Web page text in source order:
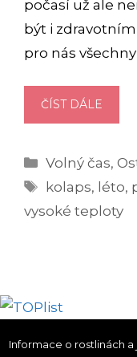
počasí už ale
být i
pro nás
ČÍST DÁLE
PŘED
MŮŽE
Rubriky
Volný čas,
Štítky
kolaps, léto,
vysoké teploty
Informace o rostlinách